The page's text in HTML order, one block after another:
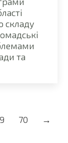
складу
та
70 →